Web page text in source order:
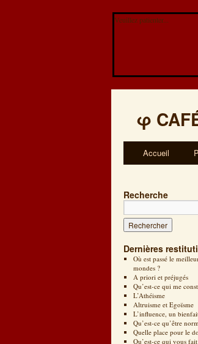
Veuillez patienter...
φ
Accueil
Recherche
Dernières
Où est passé le
mondes ?
A priori et préjugés
Qu’est-ce qui me
L’Athéisme
Altruisme et Egoïsme
L’influence, un
Qu’est-ce qu’être
Quelle place pour le
Qu’est-ce qui vous